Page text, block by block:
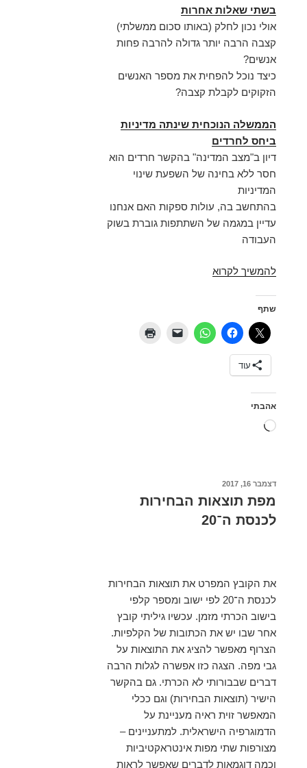
בשתי שאלות אחרות
אולי נכון לחלק (באותו סכום ממשלתי)
קצבה הרבה יותר גדולה להרבה פחות
אנשים?
כיצד נוכל להפחית את מספר האנשים
הזקוקים לקבלת קצבה?
הממשלה הנוכחית שינתה מדיניות
ביחס לחרדים
דיון ב"מצב המדינה" בהקשר חרדים הוא
חסר ללא בחינה של השפעת שינוי
המדיניות
בהתחשב בה, עולות ספקות האם אנחנו
עדיין במגמה של השתתפות גוברת בשוק
העבודה
להמשיך לקרוא
מצב
המדינה
שתף
עוד
אהבתי
טוען...
פורסם
דצמבר 16, 2017
מפת תוצאות הבחירות
לכנסת ה־20
את הקובץ המפרט את תוצאות הבחירות
לכנסת ה־20 לפי ישוב ומספר קלפי
בישוב הכרתי מזמן. עכשיו גיליתי קובץ
אחר שבו יש את הכתובות של הקלפיות.
הצרוף מאפשר להציג את התוצאות על
גבי מפה. הצגה כזו אפשרה לגלות הרבה
דברים שבבורותי לא הכרתי. גם בהקשר
הישיר (תוצאות הבחירות) וגם ככלי
המאפשר זוית ראיה מעניינת על
הדמוגרפיה הישראלית. למתעניינים –
מצורפות שתי מפות אינטראקטיביות
וכמה דוגמאות לדברים שאפשר לראות